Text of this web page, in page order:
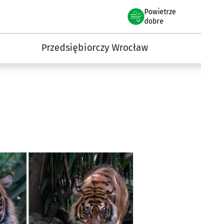
Powietrze
we Wrocławiu
dobre
Przedsiębiorczy Wrocław